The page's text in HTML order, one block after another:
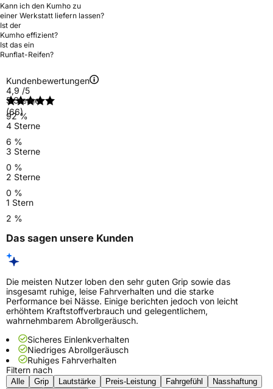
Kann ich den Kumho zu
einer Werkstatt liefern lassen?
Ist der
Kumho effizient?
Ist das ein
Runflat-Reifen?
Kundenbewertungen
4,9 /5
(66)
5 Sterne
92 %
4 Sterne
6 %
3 Sterne
0 %
2 Sterne
0 %
1 Stern
2 %
Das sagen unsere Kunden
Die meisten Nutzer loben den sehr guten Grip sowie das
insgesamt ruhige, leise Fahrverhalten und die starke
Performance bei Nässe. Einige berichten jedoch von leicht
erhöhtem Kraftstoffverbrauch und gelegentlichem,
wahrnehmbarem Abrollgeräusch.
Sicheres Einlenkverhalten
Niedriges Abrollgeräusch
Ruhiges Fahrverhalten
Filtern nach
Alle Grip Lautstärke Preis-Leistung Fahrgefühl
Nasshaftung